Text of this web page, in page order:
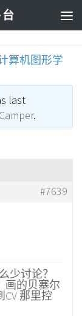
算机图形学
last
Camper.
#7639
少讨论？
画的贝塞尔
那里控